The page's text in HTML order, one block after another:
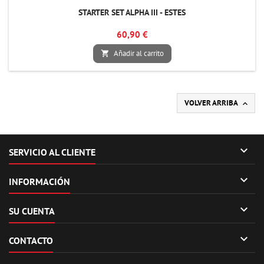
STARTER SET ALPHA III - ESTES
60,90 €
 Añadir al carrito
VOLVER ARRIBA 
SERVICIO AL CLIENTE 
INFORMACIÓN 
SU CUENTA 
CONTACTO 